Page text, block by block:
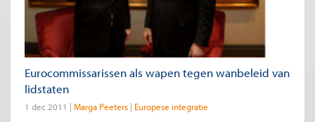
Eurocommissarissen als wapen tegen wanbeleid van
lidstaten
1 dec 2011 Marga Peeters Europese integratie